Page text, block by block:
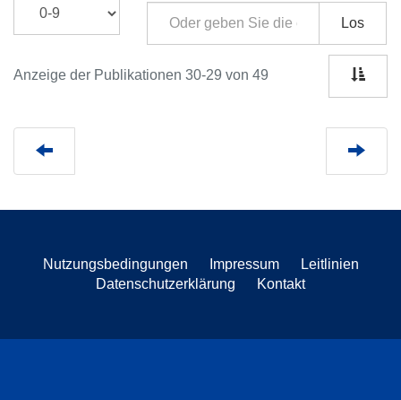
Los
Anzeige der Publikationen 30-29 von 49
Nutzungsbedingungen Impressum
Leitlinien
Datenschutzerklärung
Kontakt